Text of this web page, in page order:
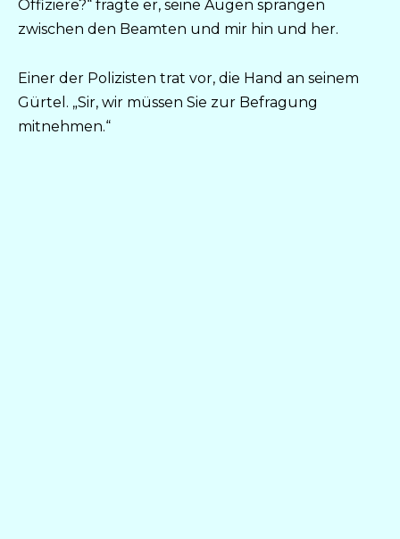
Offiziere?“ fragte er, seine Augen sprangen
zwischen den Beamten und mir hin und her.
Einer der Polizisten trat vor, die Hand an seinem
Gürtel. „Sir, wir müssen Sie zur Befragung
mitnehmen.“